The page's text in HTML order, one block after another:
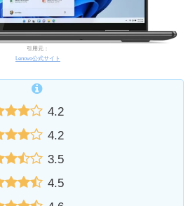
引用元：
Lenovo公式サイト
4.2
4.2
3.5
4.5